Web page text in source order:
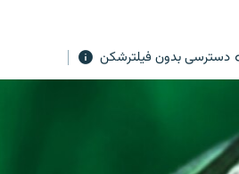
دسترسی بدون فیلترشکن